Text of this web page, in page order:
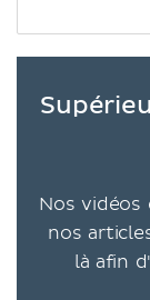
Nos vidéos
nos
là afin